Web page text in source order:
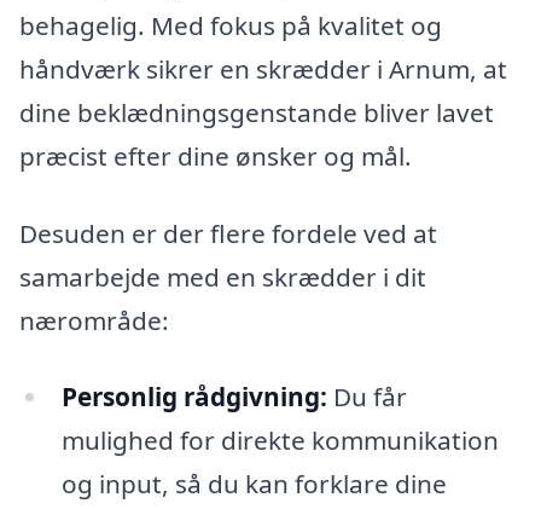
behagelig. Med fokus på kvalitet og
håndværk sikrer en skrædder i Arnum, at
dine beklædningsgenstande bliver lavet
præcist efter dine ønsker og mål.
Desuden er der flere fordele ved at
samarbejde med en skrædder i dit
nærområde:
Personlig rådgivning: Du får
mulighed for direkte kommunikation
og input, så du kan forklare dine